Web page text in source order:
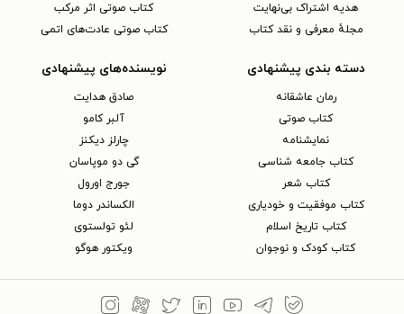
هدیه اشتراک بی‌نهایت
مجلهٔ معرفی و نقد کتاب
کتاب صوتی اثر مرکب
کتاب صوتی عادت‌های اتمی
دسته بندی پیشنهادی
رمان عاشقانه
کتاب‌ صوتی
نمایشنامه
کتاب جامعه شناسی
کتاب شعر
کتاب موفقیت و خودیاری
کتاب تاریخ اسلام
کتاب کودک و نوجوان
نویسنده‌های پیشنهادی
صادق هدایت
آلبر کامو
چارلز دیکنز
گی دو موپاسان
جورج اورول
الکساندر دوما
لئو تولستوی
ویکتور هوگو